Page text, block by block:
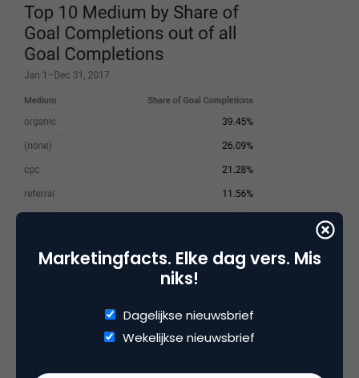
Wat ik opmerk is dat bijna 40 procent van alle
behaalde doelen uit organisch verkeer komt. Dit
percentage is erg hoog en klant X beseft ook dat hij
Marketingfacts. Elke dag vers. Mis
niks!
Dagelijkse nieuwsbrief
Wekelijkse nieuwsbrief